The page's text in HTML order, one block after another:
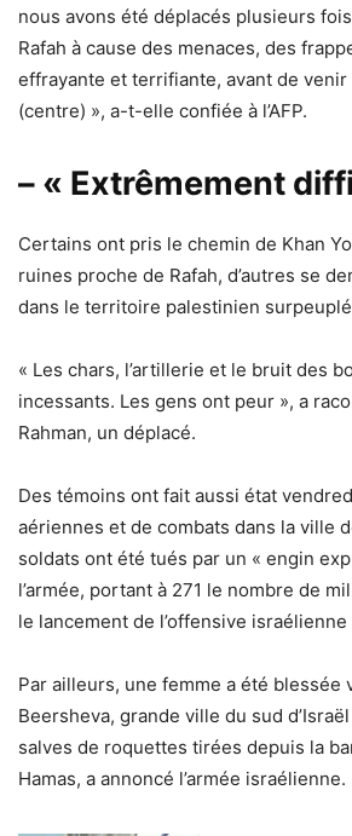
nous avons été déplacés plusieurs
Rafah à cause des menaces, des
effrayante et terrifiante, avant de venir
(centre) », a-t-elle confiée à l’AFP.
– « Extrêmement
Certains ont pris le chemin de Khan
ruines proche de Rafah, d’autres se
dans le territoire palestinien
« Les chars, l’artillerie et le bruit des
incessants. Les gens ont peur », a
Rahman, un déplacé.
Des témoins ont fait aussi état
aériennes et de combats dans la ville
soldats ont été tués par un « engin
l’armée, portant à 271 le nombre de
le lancement de l’offensive
Par ailleurs, une femme a été blessée
Beersheva, grande ville du sud
salves de roquettes tirées depuis la
Hamas, a annoncé l’armée israélienne.